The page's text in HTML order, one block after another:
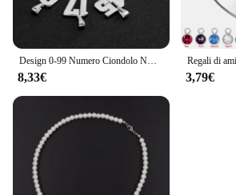
Design 0-99 Numero Ciondolo NK Collane per Uomo Donna Bambini Ragazze Team Girocollo in acciaio inossidabile Figaro Catena Gioielli di moda Regali
8,33€ 3,79€